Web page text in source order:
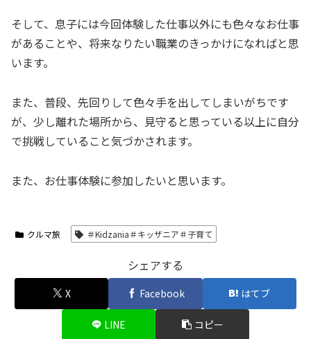
そして、息子には今回体験した仕事以外にも色々なお仕事
があることや、将来なりたい職業のきっかけになればと思
います。
また、普段、先回りして色々手を出してしまいがちです
が、少し離れた場所から、見守ると思っている以上に自分
で挑戦していること気づかされます。
また、お仕事体験に参加したいと思います。
クルマ旅 ＃Kidzania＃キッザニア＃子育て
シェアする
X Facebook はてブ
LINE コピー